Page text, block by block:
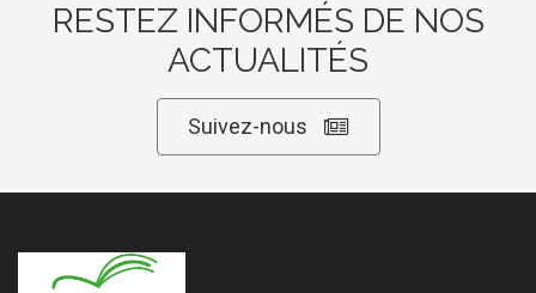
RESTEZ INFORMÉS DE NOS
ACTUALITÉS
Suivez-nous